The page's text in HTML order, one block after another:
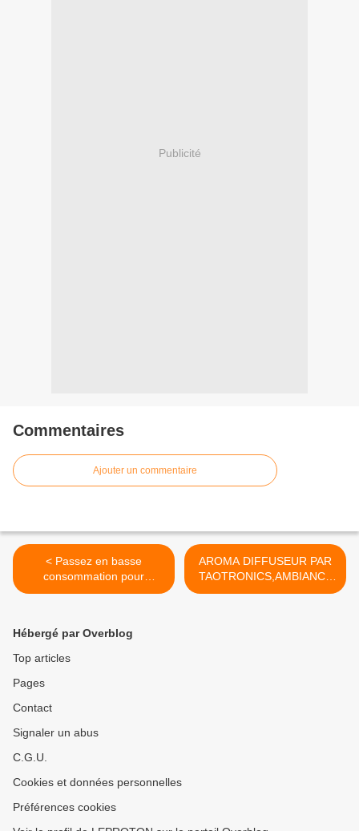
Publicité
Commentaires
Ajouter un commentaire
< Passez en basse
consommation pour
l'éclairage de votre terrasse
AROMA DIFFUSEUR PAR
TAOTRONICS,AMBIANCE
ET RELAXATION >
Hébergé par Overblog
Top articles
Pages
Contact
Signaler un abus
C.G.U.
Cookies et données personnelles
Préférences cookies